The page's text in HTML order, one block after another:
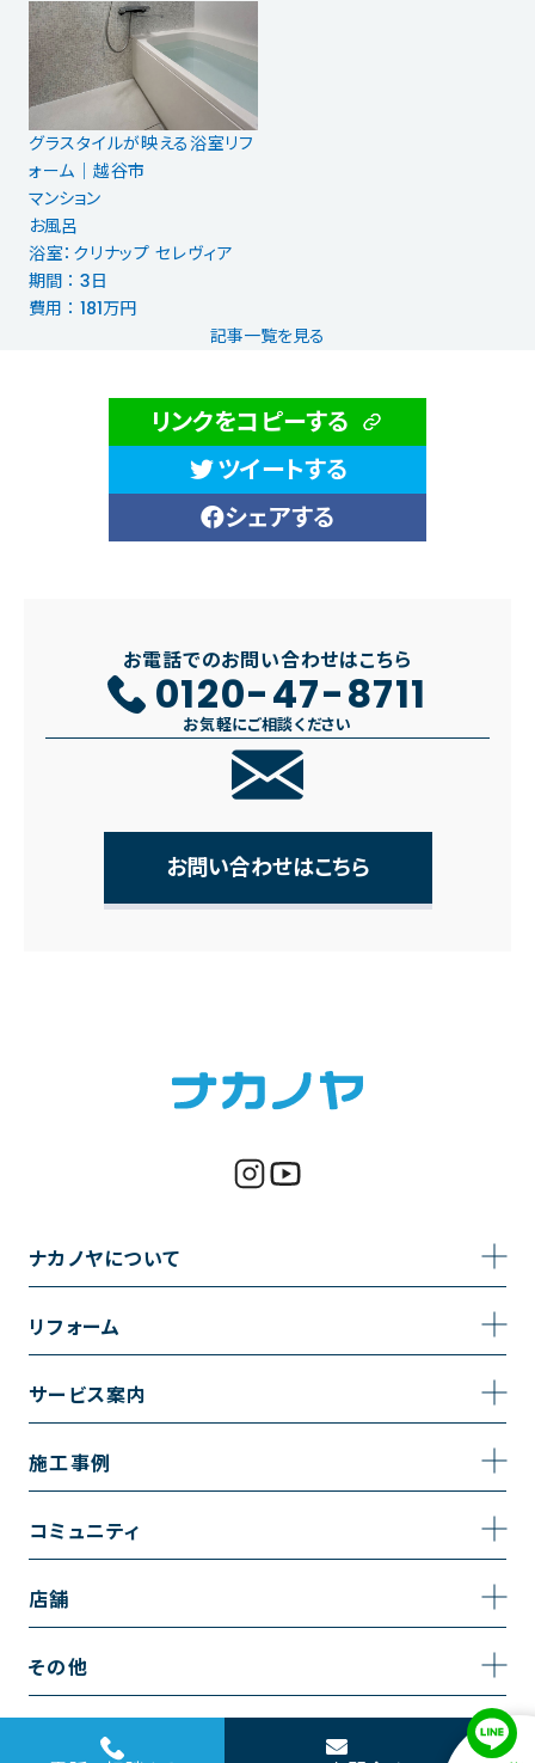
グラスタイルが映える浴室リフ
ォーム│越谷市
マンション
お風呂
浴室：クリナップ セレヴィア
期間 ： 3日
費用 ： 181万円
記事一覧を見る
リンクをコピーする
ツイートする
シェアする
お電話でのお問い合わせはこちら
0120-47-8711
お気軽にご相談ください
お問い合わせはこちら
ナカノヤについて
事業内容
採用情報
リフォーム
トイレのリフォーム
キッチンのリフォーム
リノベーション
内装のリフォーム
水回りのリフォーム
サービス案内
サービスの流れ
施工事例
施工事例一覧
お風呂の施工事例
洗面の施工事例
コミュニティ
コミュニティ
お知らせ
店舗
越谷店
その他
お問い合わせ